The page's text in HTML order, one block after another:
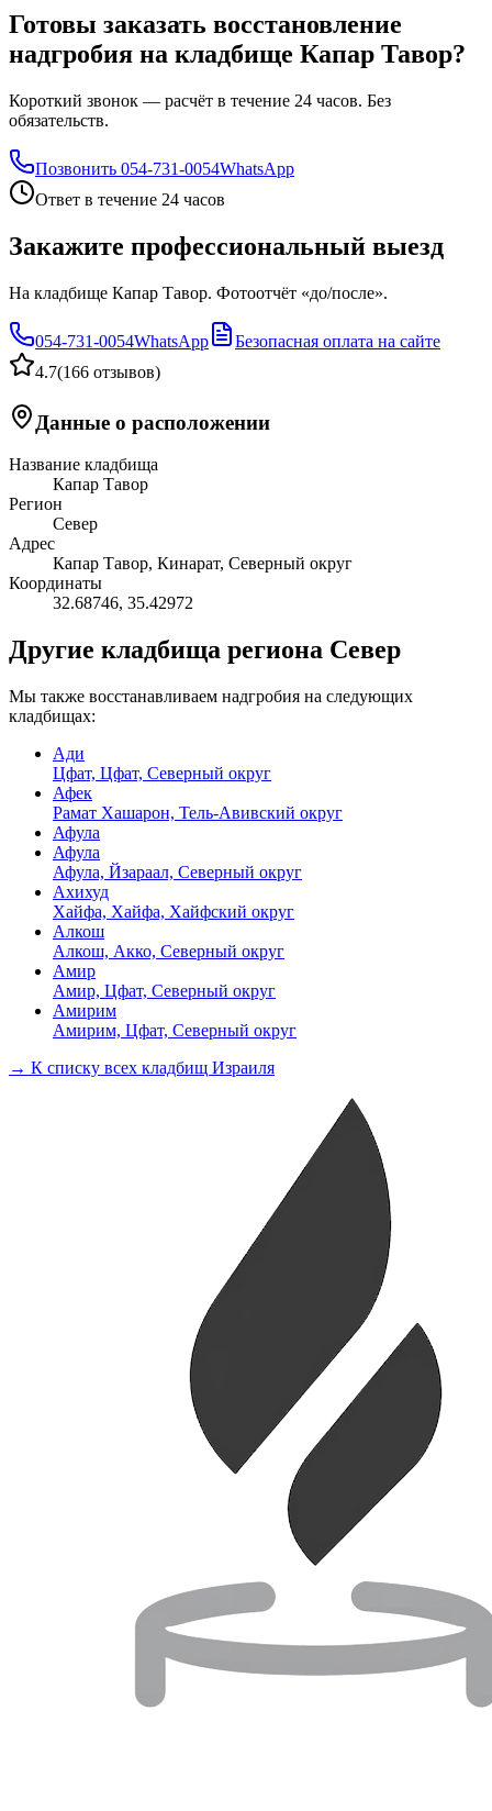
Готовы заказать восстановление
надгробия на кладбище Капар Тавор?
Короткий звонок — расчёт в течение 24 часов. Без
обязательств.
Позвонить 054-731-0054WhatsApp
Ответ в течение 24 часов
Закажите профессиональный выезд
На кладбище Капар Тавор. Фотоотчёт «до/после».
054-731-0054WhatsApp
Безопасная оплата на сайте
4.7(166 отзывов)
Данные о расположении
Название кладбища
Капар Тавор
Регион
Север
Адрес
Капар Тавор, Кинарат, Северный округ
Координаты
32.68746, 35.42972
Другие кладбища региона Север
Мы также восстанавливаем надгробия на следующих
кладбищах:
Ади
Цфат, Цфат, Северный округ
Афек
Рамат Хашарон, Тель-Авивский округ
Афула
Афула
Афула, Йзараал, Северный округ
Ахихуд
Хайфа, Хайфа, Хайфский округ
Алкош
Алкош, Акко, Северный округ
Амир
Амир, Цфат, Северный округ
Амирим
Амирим, Цфат, Северный округ
→ К списку всех кладбищ Израиля